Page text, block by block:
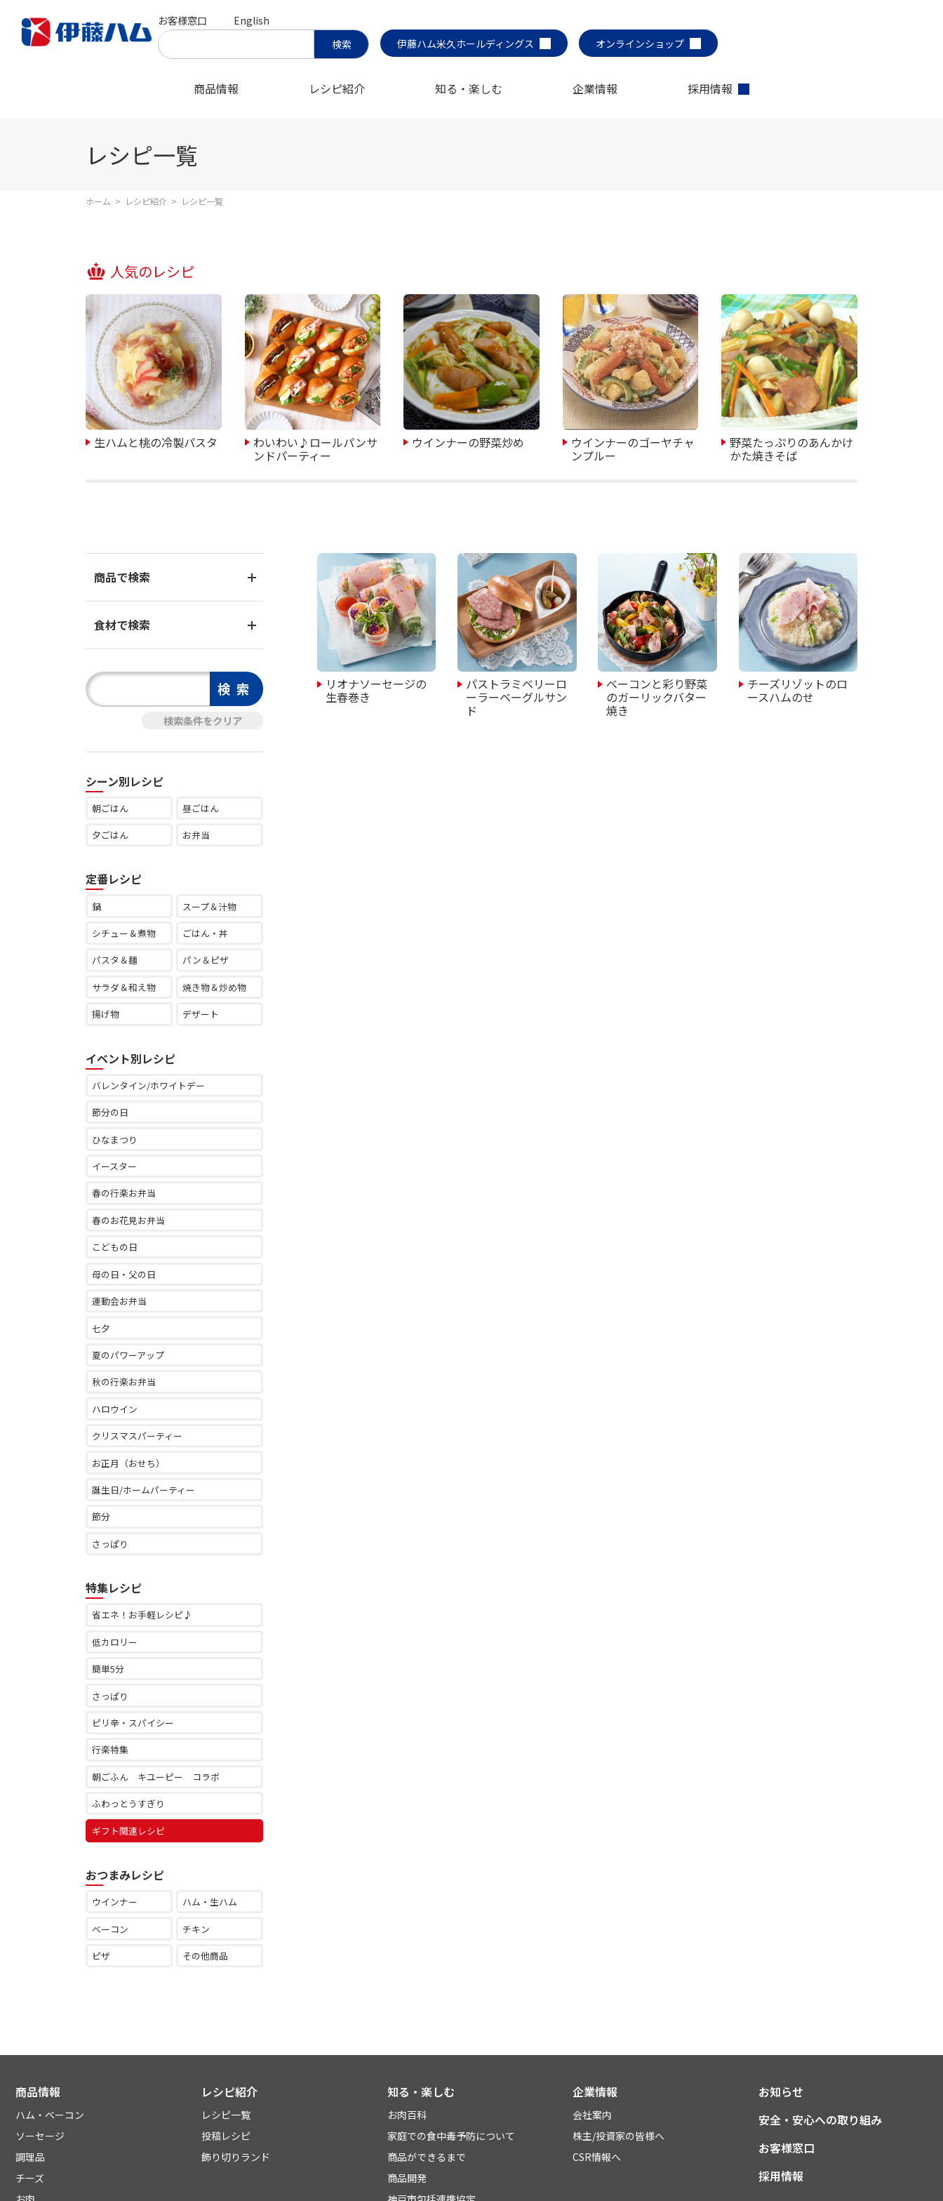
お客様窓口
English
伊藤ハム米久ホールディングス
オンラインショップ
商品情報 レシピ紹介 知る・楽しむ 企業情報 採用情報
レシピ一覧
ホーム > レシピ紹介 > レシピ一覧
人気のレシピ
生ハムと桃の冷製パスタ わいわい♪ロールパンサ
ンドパーティー
ウインナーの野菜炒め ウインナーのゴーヤチャ
ンプルー
野菜たっぷりのあんかけ
かた焼きそば
リオナソーセージの
生春巻き
パストラミベリーロ
ーラーベーグルサン
ド
ベーコンと彩り野菜
のガーリックバター
焼き
チーズリゾットのロ
ースハムのせ
商品で検索
食材で検索
シーン別レシピ
朝ごはん 昼ごはん
夕ごはん お弁当
定番レシピ
鍋 スープ＆汁物
シチュー＆煮物 ごはん・丼
パスタ＆麺 パン＆ピザ
サラダ＆和え物 焼き物＆炒め物
揚げ物 デザート
イベント別レシピ
バレンタイン/ホワイトデー
節分の日
ひなまつり
イースター
春の行楽お弁当
春のお花見お弁当
こどもの日
母の日・父の日
運動会お弁当
七夕
夏のパワーアップ
秋の行楽お弁当
ハロウイン
クリスマスパーティー
お正月（おせち）
誕生日/ホームパーティー
節分
さっぱり
特集レシピ
省エネ！お手軽レシピ♪
低カロリー
簡単5分
さっぱり
ピリ辛・スパイシー
行楽特集
朝ごふん キユーピー コラボ
ふわっとうすぎり
ギフト関連レシピ
おつまみレシピ
ウインナー ハム・生ハム
ベーコン チキン
ピザ その他商品
商品情報
ハム・ベーコン
ソーセージ
調理品
チーズ
レシピ紹介
レシピ一覧
投稿レシピ
飾り切りランド
知る・楽しむ
お肉百科
家庭での食中毒予防について
商品ができるまで
商品開発
企業情報
会社案内
株主/投資家の皆様へ
CSR情報へ
お知らせ
安全・安心への取り組み
お客様窓口
採用情報